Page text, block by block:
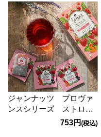
ジャンナッツ プロヴァ
ンスシリーズ ストロベ
753円(税込)